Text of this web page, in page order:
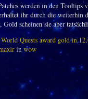
werden in den
ihr durch die weiterhin
Gold scheinen sie aber
Quests award gold in
inwow